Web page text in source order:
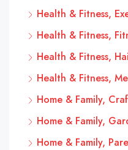
Health & Fitness,
Health & Fitness,
Health & Fitness,
Health & Fitness,
Home & Family,
Home & Family,
Home & Family,